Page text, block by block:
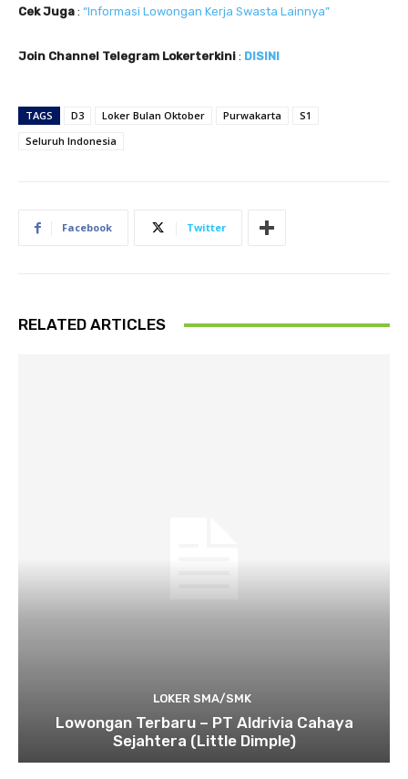
Cek Juga : “Informasi Lowongan Kerja Swasta Lainnya”
Join Channel Telegram Lokerterkini : DISINI
TAGS D3 Loker Bulan Oktober Purwakarta
S1
Seluruh Indonesia
Facebook Twitter
RELATED ARTICLES
LOKER SMA/SMK
Lowongan Terbaru – PT Aldrivia Cahaya
Sejahtera (Little Dimple)